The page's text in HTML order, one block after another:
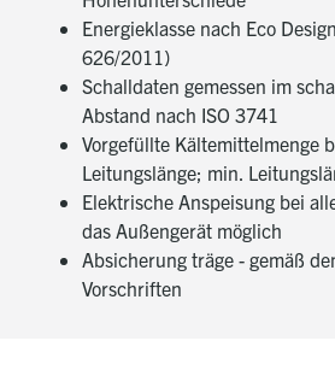
Außengerät
Wetterfestes
verwindungsfreiem Grundrahmen
Verflüssiger aus CU-Rohr mit
Aluminiumlamellen
8-Pol Rollkolbenverdichter für
energiesparenden Betrieb
Schwingungsgedämpft
Energieklasse nach Eco
626/2011)
Schalldaten gemessen im
Abstand nach ISO 3741
Vorgefüllte Kältemittelmenge
Leitungslänge; min.
Elektrische Anspeisung bei
das Außengerät möglich
Absicherung träge - gemäß
Vorschriften